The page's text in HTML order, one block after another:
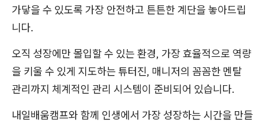
가닿을 수 있도록 가장 안전하고 튼튼한 계단을 놓아드립
니다.
오직 성장에만 몰입할 수 있는 환경, 가장 효율적으로 역량
을 키울 수 있게 지도하는 튜터진, 매니저의 꼼꼼한 멘탈
관리까지 체계적인 관리 시스템이 준비되어 있습니다.
내일배움캠프와 함께 인생에서 가장 성장하는 시간을 만들